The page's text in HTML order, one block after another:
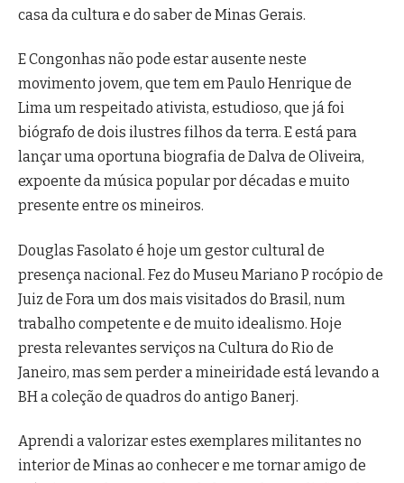
casa da cultura e do saber de Minas Gerais.
E Congonhas não pode estar ausente neste
movimento jovem, que tem em Paulo Henrique de
Lima um respeitado ativista, estudioso, que já foi
biógrafo de dois ilustres filhos da terra. E está para
lançar uma oportuna biografia de Dalva de Oliveira,
expoente da música popular por décadas e muito
presente entre os mineiros.
Douglas Fasolato é hoje um gestor cultural de
presença nacional. Fez do Museu Mariano P rocópio de
Juiz de Fora um dos mais visitados do Brasil, num
trabalho competente e de muito idealismo. Hoje
presta relevantes serviços na Cultura do Rio de
Janeiro, mas sem perder a mineiridade está levando a
BH a coleção de quadros do antigo Banerj.
Aprendi a valorizar estes exemplares militantes no
interior de Minas ao conhecer e me tornar amigo de